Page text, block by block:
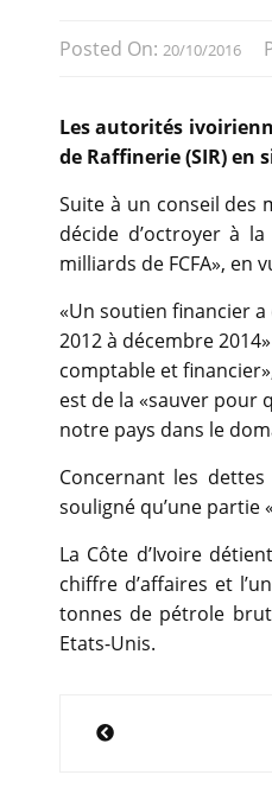
Posted On: 20/10/2016
Les autorités
de Raffinerie (SIR)
Suite à un conseil des
décide d’octroyer à
milliards de FCFA», en
«Un soutien financier a
2012 à décembre
comptable et
est de la «sauver pour
notre pays dans le
Concernant les
souligné qu’une partie
La Côte d’Ivoire
chiffre d’affaires et
tonnes de pétrole
Etats-Unis.